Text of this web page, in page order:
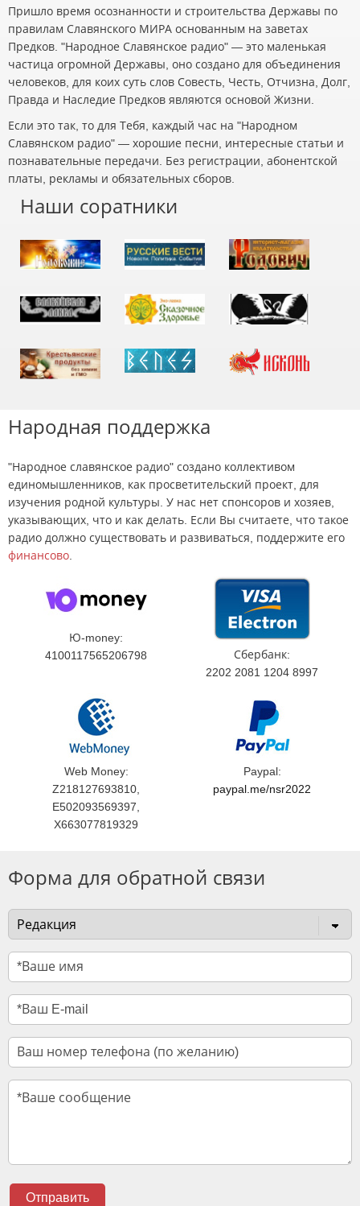
Пришло время осознанности и строительства Державы по
правилам Славянского МИРА основанным на заветах
Предков. "Народное Славянское радио" — это маленькая
частица огромной Державы, оно создано для объединения
человеков, для коих суть слов Совесть, Честь, Отчизна, Долг,
Правда и Наследие Предков являются основой Жизни.
Если это так, то для Тебя, каждый час на "Народном
Славянском радио" — хорошие песни, интересные статьи и
познавательные передачи. Без регистрации, абонентской
платы, рекламы и обязательных сборов.
Наши соратники
Народная поддержка
"Народное славянское радио" создано коллективом
единомышленников, как просветительский проект, для
изучения родной культуры. У нас нет спонсоров и хозяев,
указывающих, что и как делать. Если Вы считаете, что такое
радио должно существовать и развиваться, поддержите его
финансово
Ю-money:
4100117565206798
Сбербанк:
2202 2081 1204 8997
Web Money:
Z218127693810,
E502093569397,
X663077819329
Paypal:
paypal.me/nsr2022
Форма для обратной связи
Отправить